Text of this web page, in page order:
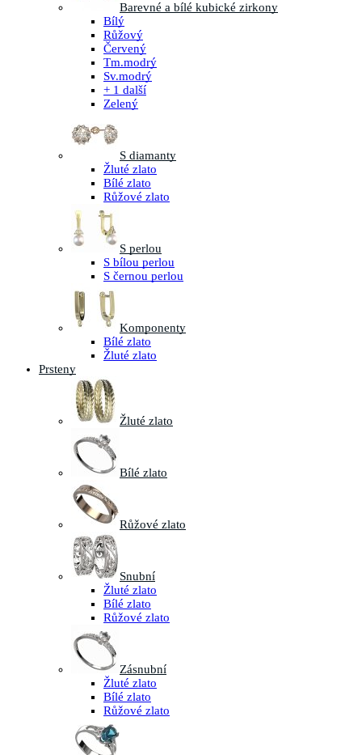
Barevné a bílé kubické zirkony
Bílý
Růžový
Červený
Tm.modrý
Sv.modrý
+ 1 další
Zelený
S diamanty
Žluté zlato
Bílé zlato
Růžové zlato
S perlou
S bílou perlou
S černou perlou
Komponenty
Bílé zlato
Žluté zlato
Prsteny
Žluté zlato
Bílé zlato
Růžové zlato
Snubní
Žluté zlato
Bílé zlato
Růžové zlato
Zásnubní
Žluté zlato
Bílé zlato
Růžové zlato